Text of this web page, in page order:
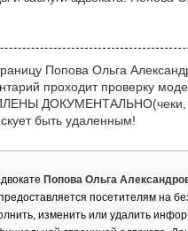
Попова Ольга
проходит проверку
ДОКУМЕНТАЛЬНО(чеки,
быть удаленным!
Попова Ольга
посетителям на
изменить или удалить